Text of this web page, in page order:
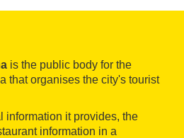
is the public body for the
that organises the city's tourist
information it provides, the
information in a